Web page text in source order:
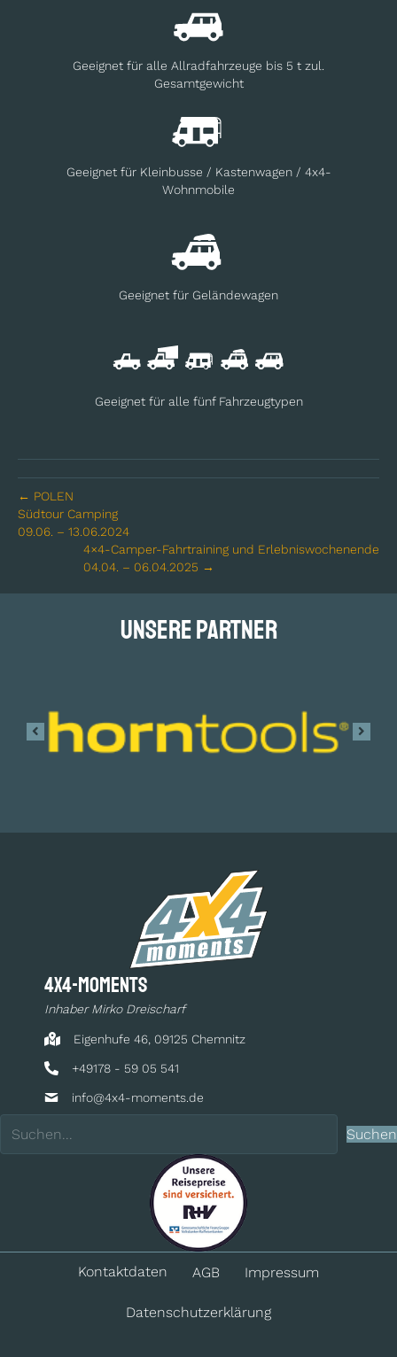
Geeignet für alle Allradfahrzeuge bis 5 t zul.
Gesamtgewicht
Geeignet für Kleinbusse / Kastenwagen / 4x4-
Wohnmobile
Geeignet für Geländewagen
Geeignet für alle fünf Fahrzeugtypen
← POLEN
Südtour Camping
09.06. – 13.06.2024
4×4-Camper-Fahrtraining und Erlebniswochenende
04.04. – 06.04.2025 →
Unsere Partner
4x4-moments
Inhaber Mirko Dreischarf
Eigenhufe 46, 09125 Chemnitz
+49178 - 59 05 541
info@4x4-moments.de
Suchen
Kontakt­daten AGB Impressum
Datenschutz­erklärung